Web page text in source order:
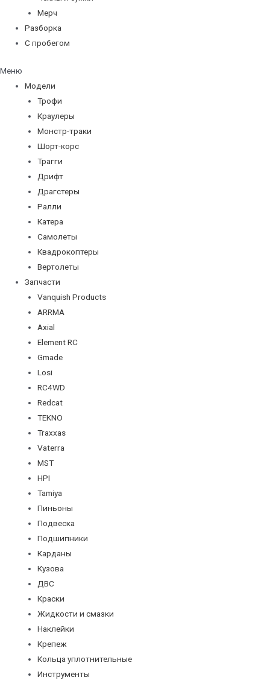
Мерч
Разборка
С пробегом
Меню
Модели
Трофи
Краулеры
Монстр-траки
Шорт-корс
Трагги
Дрифт
Драгстеры
Ралли
Катера
Самолеты
Квадрокоптеры
Вертолеты
Запчасти
Vanquish Products
ARRMA
Axial
Element RC
Gmade
Losi
RC4WD
Redcat
TEKNO
Traxxas
Vaterra
MST
HPI
Tamiya
Пиньоны
Подвеска
Подшипники
Карданы
Кузова
ДВС
Краски
Жидкости и смазки
Наклейки
Крепеж
Кольца уплотнительные
Инструменты